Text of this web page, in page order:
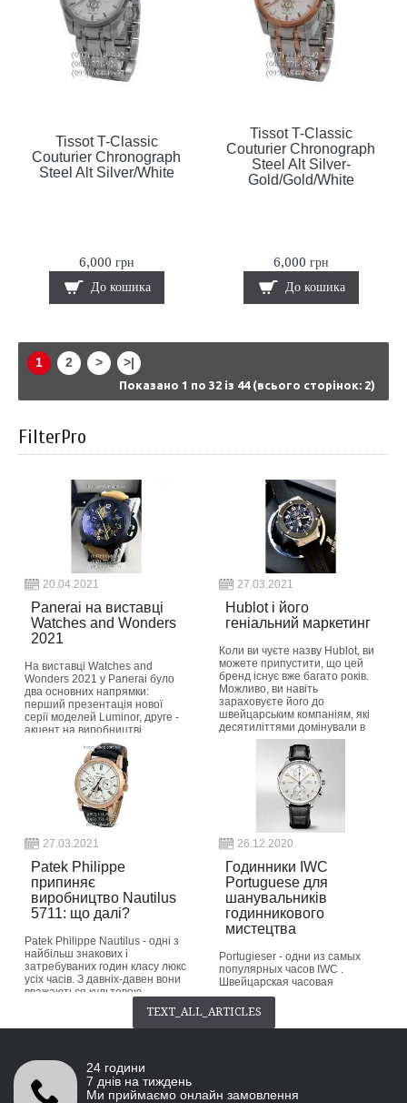
Tissot T-Classic
Couturier Chronograph
Steel Alt Silver/White
6,000 грн
До кошика
Tissot T-Classic
Couturier Chronograph
Steel Alt Silver-
Gold/Gold/White
6,000 грн
До кошика
1 2 > >|
Показано 1 по 32 із 44 (всього сторінок: 2)
FilterPro
20.04.2021
Panerai на виставці
Watches and Wonders
2021
На виставці Watches and
Wonders 2021 у Panerai було
два основних напрямки:
перший презентація нової
серії моделей Luminor, друге -
акцент на виробництві
найбільш екологічно безпечних
годин в світі з п...
button_readmore
27.03.2021
Hublot і його
геніальний маркетинг
Коли ви чуєте назву Hublot, ви
можете припустити, що цей
бренд існує вже багато років.
Можливо, ви навіть
зараховуєте його до
швейцарським компаніям, які
десятиліттями домінували в
годинній індустрії,...
button_readmore
27.03.2021
Patek Philippe
припиняє
виробництво Nautilus
5711: що далі?
Patek Philippe Nautilus - одні з
найбільш знакових і
затребуваних годин класу люкс
усіх часів. З давніх-давен вони
вважаються культовою
класикою серед колекціонерів.
Patek Philippe припиняє випуск
нин...
26.12.2020
Годинники IWC
Portuguese для
шанувальників
годинникового
мистецтва
Portugieser - одни из самых
популярных часов IWC .
Швейцарская часовая
компания выпустила первую
версию этой классической
красоты еще в 1939 году.
Название «Portugieser»
TEXT_ALL_ARTICLES
24 години
7 днів на тиждень
Ми приймаємо онлайн замовлення